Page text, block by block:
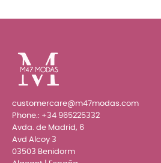
customercare@m47modas.com
Phone.: +34 965225332
Avda. de Madrid, 6
Avd Alcoy 3
03503 Benidorm